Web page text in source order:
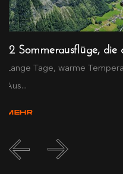
12 Sommerausflüge,
Lange Tage, warme
Aus...
MEHR